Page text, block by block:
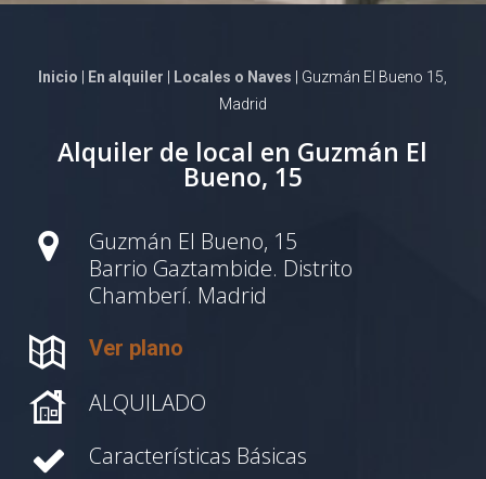
Inicio En alquiler Locales o Naves | Guzmán El Bueno 15,
Madrid
Alquiler de local en Guzmán El
Bueno, 15
Guzmán El Bueno, 15
Barrio Gaztambide. Distrito
Chamberí. Madrid
Ver plano
ALQUILADO
Características Básicas